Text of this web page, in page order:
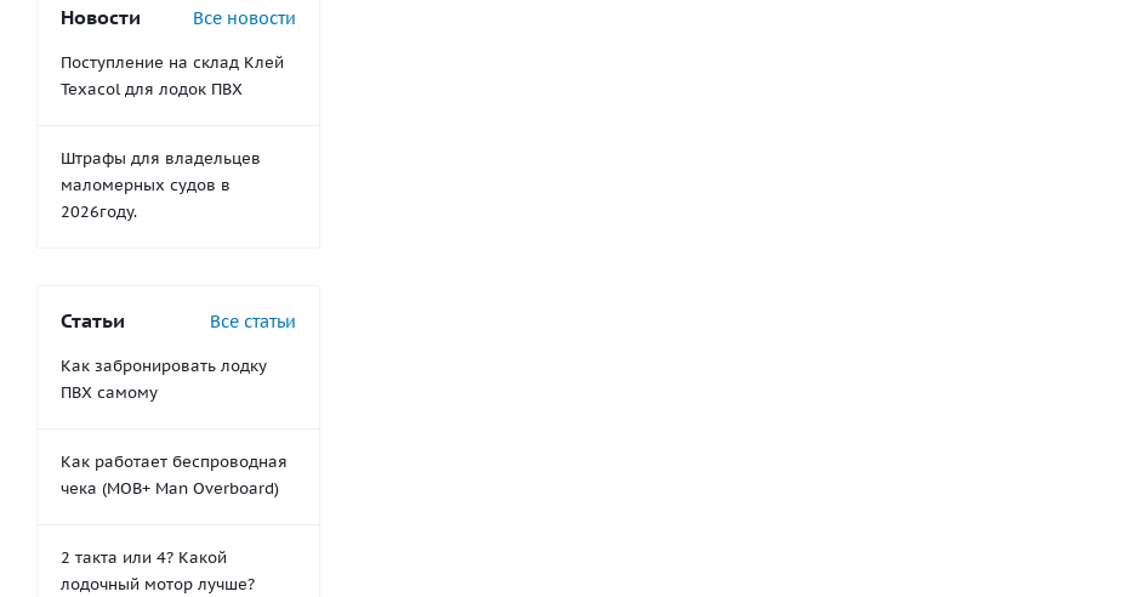
Новости Все новости
Поступление на склад Клей
Texacol для лодок ПВХ
Штрафы для владельцев
маломерных судов в
2026году.
Статьи Все статьи
Как забронировать лодку
ПВХ самому
Как работает беспроводная
чека (MOB+ Man Overboard)
2 такта или 4? Какой
лодочный мотор лучше?